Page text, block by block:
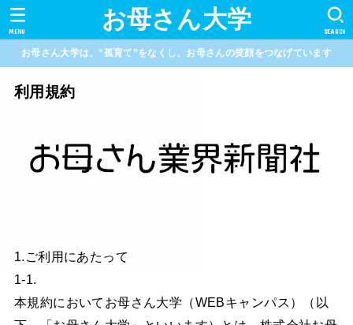
お母さん大学 SEARCH
MENU
お母さん大学は、“孤育て”をなくし、お母さんの笑顔をつなげています
利用規約
1.ご利用にあたって
1-1.
本規約においてお母さん大学（WEBキャンパス）（以